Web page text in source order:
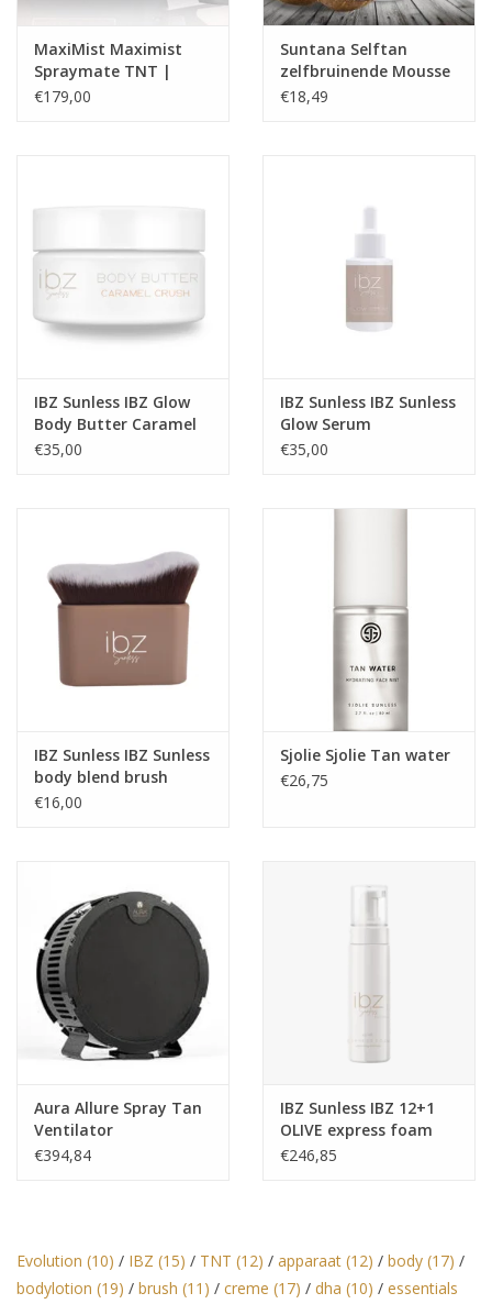
MaxiMist Maximist
Spraymate TNT |
HVLP - Spray Tan
€179,00
Suntana Selftan
zelfbruinende Mousse
Coconut -light tan
€18,49
IBZ Sunless IBZ Glow
Body Butter Caramel
Crush IBZ Sunless
€35,00
IBZ Sunless IBZ Sunless
Glow Serum
€35,00
IBZ Sunless IBZ Sunless
body blend brush
€16,00
Sjolie Sjolie Tan water
€26,75
Aura Allure Spray Tan
Ventilator
€394,84
IBZ Sunless IBZ 12+1
OLIVE express foam
selftan mousse Salon
€246,85
Evolution (10) / IBZ (15) / TNT (12) / apparaat (12) / body (17) /
bodylotion (19) / brush (11) / creme (17) / dha (10) / essentials